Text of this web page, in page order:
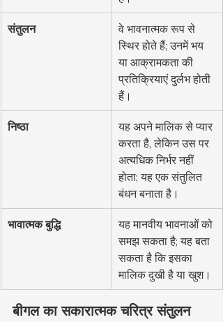
संतुलन
वे भावनात्मक रूप से
स्थिर होते हैं; उनमें भय
या आक्रामकता की
प्रतिक्रियाएं दुर्लभ होती
हैं।
निष्ठा
यह अपने मालिक से प्यार
करता है, लेकिन उस पर
अत्यधिक निर्भर नहीं
होता; यह एक संतुलित
बंधन बनाता है।
भावात्मक बुद्धि
यह मानवीय भावनाओं को
समझ सकता है; यह बता
सकता है कि इसका
मालिक दुखी है या खुश।
बीगल का सकारात्मक चरित्र संतुलन